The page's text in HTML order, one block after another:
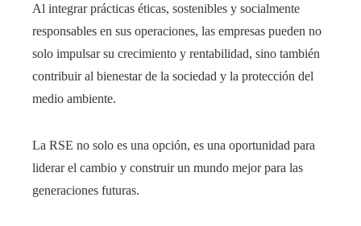
Al integrar prácticas éticas, sostenibles y socialmente
responsables en sus operaciones, las empresas pueden no
solo impulsar su crecimiento y rentabilidad, sino también
contribuir al bienestar de la sociedad y la protección del
medio ambiente.
La RSE no solo es una opción, es una oportunidad para
liderar el cambio y construir un mundo mejor para las
generaciones futuras.